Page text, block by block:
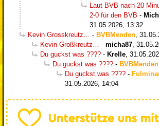
Laut BVB nach 20
2-0 für den BVB -
31.05.2026, 13:32
Kevin Grosskreutz…
- BVBMenden
Kevin Großkreutz…
- micha87
Du guckst was ???? - Krelle
Du guckst was ???? - BVBMenden
Du guckst was ???? -
31.05.2026, 14:04